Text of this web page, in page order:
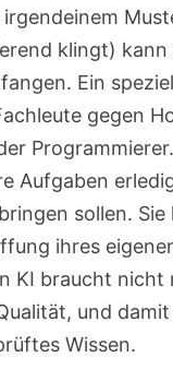
klingt) kann
Ein
gegen
Aufgaben
sollen.
ihres
KI braucht nicht
und
Wissen.